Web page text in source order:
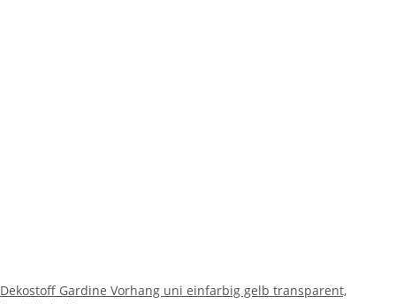
Dekostoff Gardine Vorhang uni einfarbig gelb transparent,